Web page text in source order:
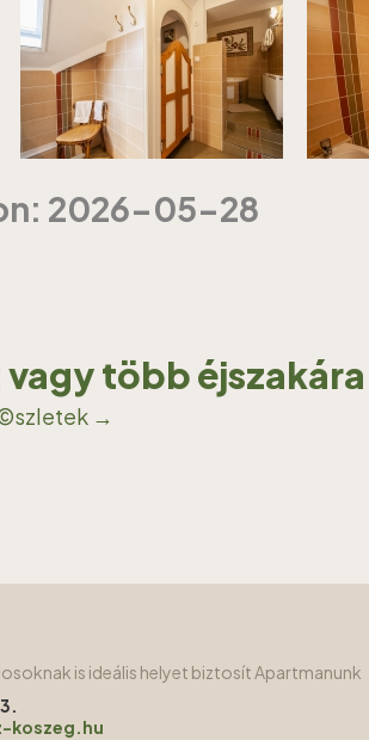
2026-05-28
vagy több éjszakára
→
is ideális helyet biztosít Apartmanunk
koszeg.hu